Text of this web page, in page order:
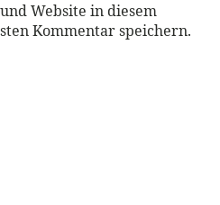
Website in diesem
Kommentar speichern.